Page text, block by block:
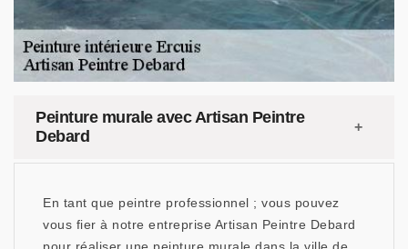
Peinture murale avec Artisan Peintre
Debard
En tant que peintre professionnel ; vous pouvez
vous fier à notre entreprise Artisan Peintre Debard